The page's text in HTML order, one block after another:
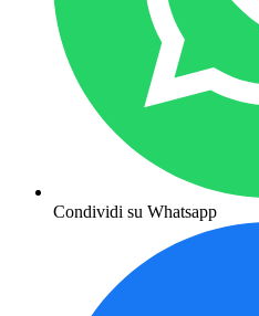
Condividi su Whatsapp